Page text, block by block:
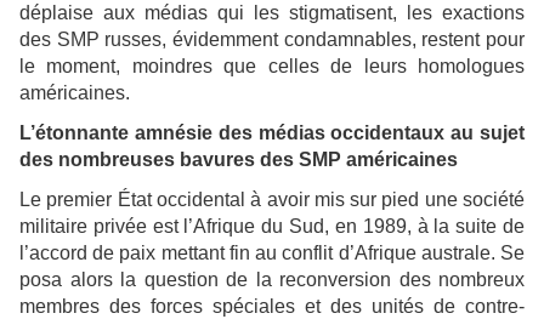
déplaise aux médias qui les stigmatisent, les exactions
des SMP russes, évidemment condamnables, restent pour
le moment, moindres que celles de leurs homologues
américaines.
L’étonnante amnésie des médias occidentaux au sujet
des nombreuses bavures des SMP américaines
Le premier État occidental à avoir mis sur pied une société
militaire privée est l’Afrique du Sud, en 1989, à la suite de
l’accord de paix mettant fin au conflit d’Afrique australe. Se
posa alors la question de la reconversion des nombreux
membres des forces spéciales et des unités de contre-